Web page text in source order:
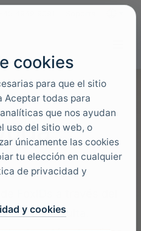
Idiomas
FoxIDs a través del
a tu consulta.
cookies
para que el sitio
Aceptar todas para
que nos ayudan
uso del sitio web, o
únicamente las cookies
tu elección en cualquier
de privacidad y
y cookies